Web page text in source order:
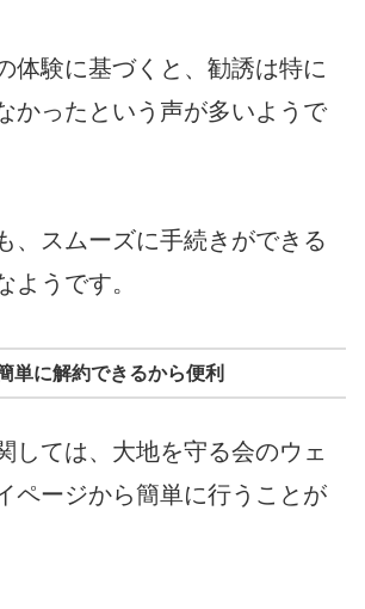
体験に基づくと、勧誘は特に
かったという声が多いようで
、スムーズに手続きができる
ようです。
単に解約できるから便利
しては、大地を守る会のウェ
ページから簡単に行うことが